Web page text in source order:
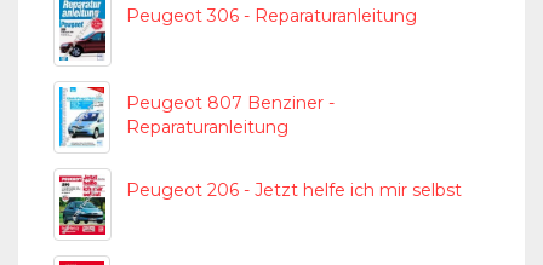
Peugeot 306 - Reparaturanleitung
Peugeot 807 Benziner -
Reparaturanleitung
Peugeot 206 - Jetzt helfe ich mir selbst